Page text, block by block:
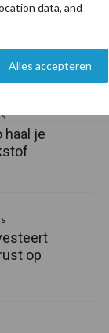
data, and
Alles accepteren
CJ
haal je
op